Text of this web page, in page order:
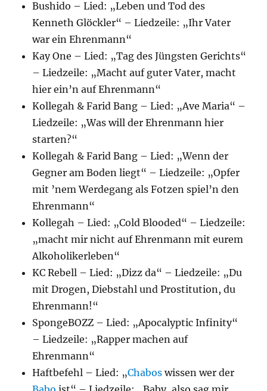
Bushido – Lied: „Leben und Tod des
Kenneth Glöckler“ – Liedzeile: „Ihr Vater
war ein Ehrenmann“
Kay One – Lied: „Tag des Jüngsten Gerichts“
– Liedzeile: „Macht auf guter Vater, macht
hier ein’n auf Ehrenmann“
Kollegah & Farid Bang – Lied: „Ave Maria“ –
Liedzeile: „Was will der Ehrenmann hier
starten?“
Kollegah & Farid Bang – Lied: „Wenn der
Gegner am Boden liegt“ – Liedzeile: „Opfer
mit ’nem Werdegang als Fotzen spiel’n den
Ehrenmann“
Kollegah – Lied: „Cold Blooded“ – Liedzeile:
„macht mir nicht auf Ehrenmann mit eurem
Alkoholikerleben“
KC Rebell – Lied: „Dizz da“ – Liedzeile: „Du
mit Drogen, Diebstahl und Prostitution, du
Ehrenmann!“
SpongeBOZZ – Lied: „Apocalyptic Infinity“
– Liedzeile: „Rapper machen auf
Ehrenmann“
Haftbefehl – Lied: „Chabos wissen wer der